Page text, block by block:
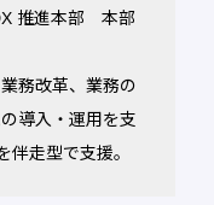
推進本部 本部
務改革、業務の
導入・運用を支
走型で支援。